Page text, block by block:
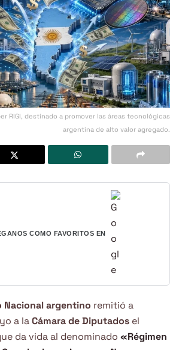
RIGI, destinado a promover las áreas tecnológicas
argentina de alto valor agregado.
COMO FAVORITOS EN
Nacional argentino remitió a
a laCámara de Diputados el
da vida al denominado «Régimen